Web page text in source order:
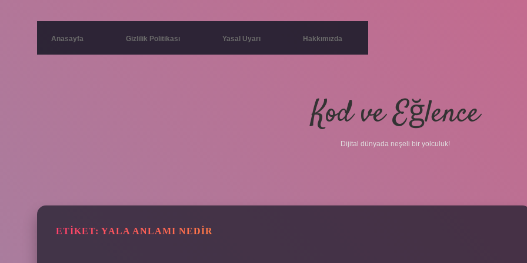
Anasayfa Gizlilik Politikası Yasal Uyarı Hakkımızda
Kod ve Eğlence
Dijital dünyada neşeli bir yolculuk!
ETIKET: YALA ANLAMI NEDIR